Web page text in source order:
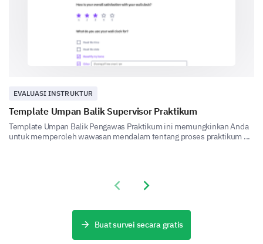
tutoring program.
How satisfied are you with our tutoring
2- Unsatisfied
3- Neutral
4- Satisfied
5- Very satisfied
suggestions for improvement.
EVALUASI INSTRUKTUR
Template Umpan Balik Supervisor Praktikum
Template Umpan Balik Pengawas Praktikum ini memungkinkan Anda
untuk memperoleh wawasan mendalam tentang proses praktikum ...
Previous slide
Next slide
Buat survei secara gratis